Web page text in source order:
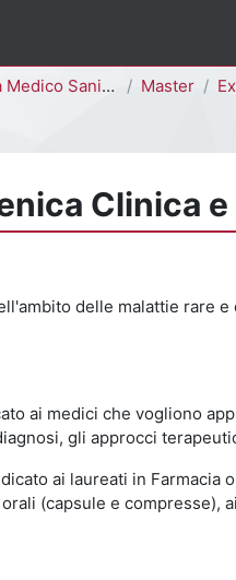
Sanitaria Master
Clinica
delle malattie rare
ai medici che vogliono
gli approcci
ai laureati in
(capsule e